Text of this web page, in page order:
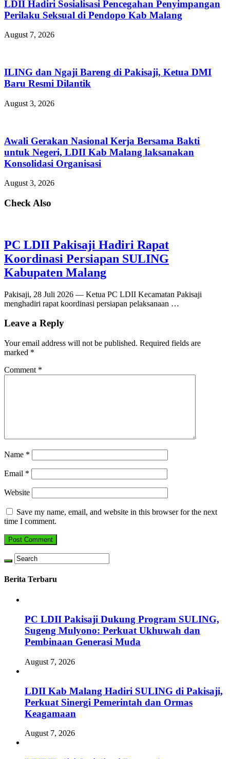
LDII Hadiri Sosialisasi Pencegahan Penyimpangan
Perilaku Seksual di Pendopo Kab Malang
August 7, 2026
ILING dan Ngaji Bareng di Pakisaji, Ketua DMI
Baru Resmi Dilantik
August 3, 2026
Awali Gerakan Nasional Kerja Bersama Bakti
untuk Negeri, LDII Kab Malang laksanakan
Konsolidasi Organisasi
August 3, 2026
Check Also
PC LDII Pakisaji Hadiri Rapat
Koordinasi Persiapan SULING
Kabupaten Malang
Pakisaji, 28 Juli 2026 — Ketua PC LDII Kecamatan Pakisaji
menghadiri rapat koordinasi persiapan pelaksanaan …
Leave a Reply
Your email address will not be published. Required fields are
marked *
Comment *
Name *
Email *
Website
Save my name, email, and website in this browser for the next
time I comment.
Berita Terbaru
PC LDII Pakisaji Dukung Program SULING,
Sugeng Mulyono: Perkuat Ukhuwah dan
Pembinaan Generasi Muda
August 7, 2026
LDII Kab Malang Hadiri SULING di Pakisaji,
Perkuat Sinergi Pemerintah dan Ormas
Keagamaan
August 7, 2026